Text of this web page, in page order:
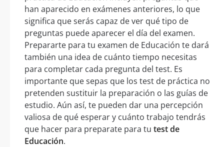
han aparecido en exámenes anteriores, lo que
significa que serás capaz de ver qué tipo de
preguntas puede aparecer el día del examen.
Prepararte para tu examen de Educación te dará
también una idea de cuánto tiempo necesitas
para completar cada pregunta del test. Es
importante que sepas que los test de práctica no
pretenden sustituir la preparación o las guías de
estudio. Aún así, te pueden dar una percepción
valiosa de qué esperar y cuánto trabajo tendrás
que hacer para preparate para tu test de
Educación.